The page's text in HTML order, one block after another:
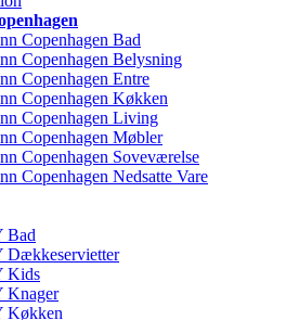
Copenhagen Bad
Copenhagen Belysning
Copenhagen Entre
Copenhagen Køkken
Copenhagen Living
Copenhagen Møbler
Copenhagen Soveværelse
Copenhagen Nedsatte Vare
Bad
Dækkeservietter
Kids
Knager
Køkken